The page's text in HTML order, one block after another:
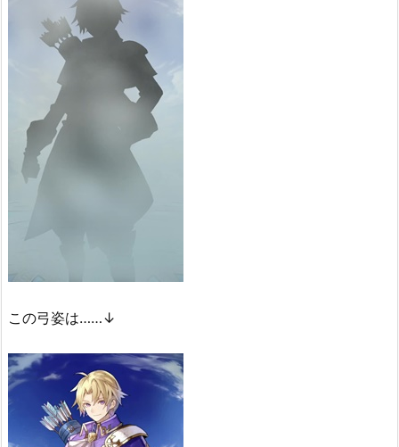
この弓姿は……↓